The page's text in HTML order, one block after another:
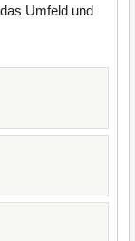
Umfeld und